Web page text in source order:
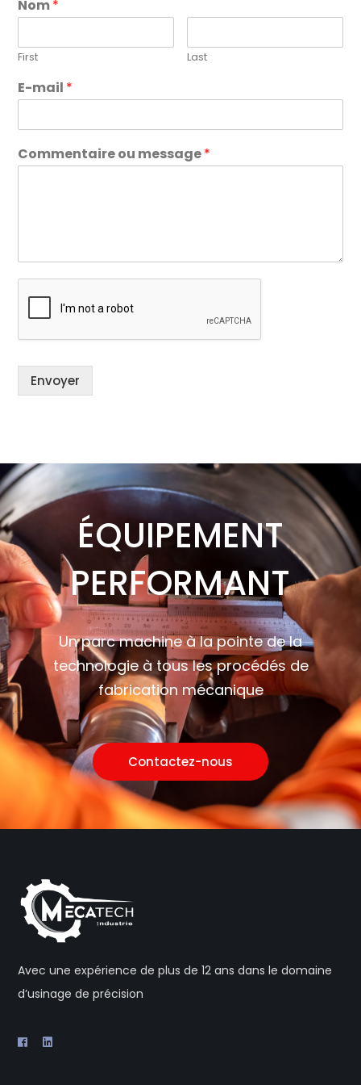
Nom*
First Last
E-mail *
Commentaire ou message*
Envoyer
ÉQUIPEMENT
PERFORMANT
Un parc machine à la pointe de la
technologie à tous les procédés de
fabrication mécanique
Contactez-nous
Avec une expérience de plus de 12 ans dans le domaine
d’usinage de précision